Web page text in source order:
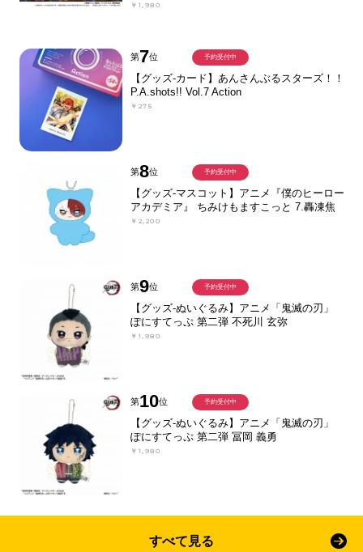
￥1,980
第7位
【グッズ-カード】あんさんぶるスターズ！！
P.A.shots!! Vol.7 Action
￥275
予約受付中
第8位
【グッズ-マスコット】アニメ『僕のヒーロー
アカデミア』 ちみけもますこっと 7.轟凍焦
￥2,200
予約受付中
第9位
【グッズ-ぬいぐるみ】アニメ「鬼滅の刃」
ぽにすてっぷ 第二弾 不死川 玄弥
￥1,980
予約受付中
第10位
【グッズ-ぬいぐるみ】アニメ「鬼滅の刃」
ぽにすてっぷ 第二弾 冨岡 義勇
￥1,980
予約受付中
すべて見る